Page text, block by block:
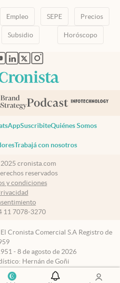
Empleo SEPE Precios
Subsidio Horóscopo
en nueva pestaña
abre en nueva pestaña
abre en nueva pestaña
abre en nueva pestaña
abre en nueva pestaña
SuscribiteQuiénes Somos
Trabajá con nosotros
cronista.com
reservados
y condiciones
11 7078-3270
Cronista Comercial S.A Registro de
- 8 de agosto de 2026
Hernán de Goñi